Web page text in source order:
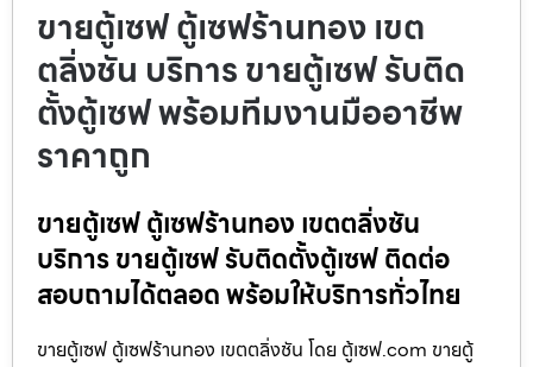
ขายตู้เซฟ ตู้เซฟร้านทอง เขต
ตลิ่งชัน บริการ ขายตู้เซฟ รับติด
ตั้งตู้เซฟ พร้อมทีมงานมืออาชีพ
ราคาถูก
ขายตู้เซฟ ตู้เซฟร้านทอง เขตตลิ่งชัน
บริการ ขายตู้เซฟ รับติดตั้งตู้เซฟ ติดต่อ
สอบถามได้ตลอด พร้อมให้บริการทั่วไทย
ขายตู้เซฟ ตู้เซฟร้านทอง เขตตลิ่งชัน โดย ตู้เซฟ.com ขายตู้